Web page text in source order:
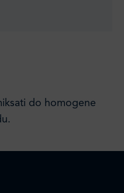
do homogene